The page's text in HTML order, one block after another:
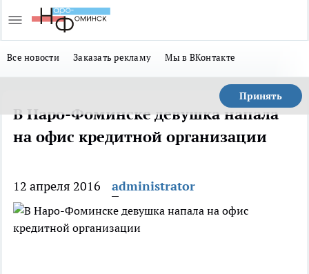
Все новости Заказать рекламу Мы в ВКонтакте
Принять
В Наро-Фоминске девушка напала
на офис кредитной организации
12 апреля 2016 administrator